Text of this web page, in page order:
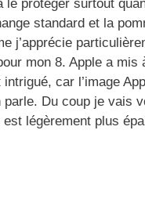
protéger surtout
standard et la
j’apprécie
mon 8. Apple a
car l’image
Du coup je vais
légèrement plus